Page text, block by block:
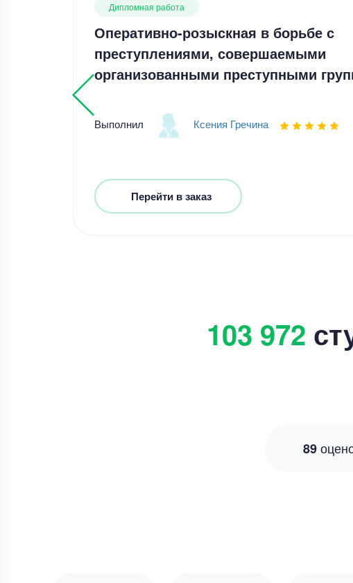
Дипломная работа
Оперативно-розыскная в борьбе с
преступлениями, совершаемыми
организованными преступными
Выполнил Ксения Гречина
Перейти в заказ
103 972
89